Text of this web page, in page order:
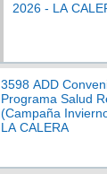
2026 - LA
3598 ADD
Programa Salud
(Campaña
LA CALERA